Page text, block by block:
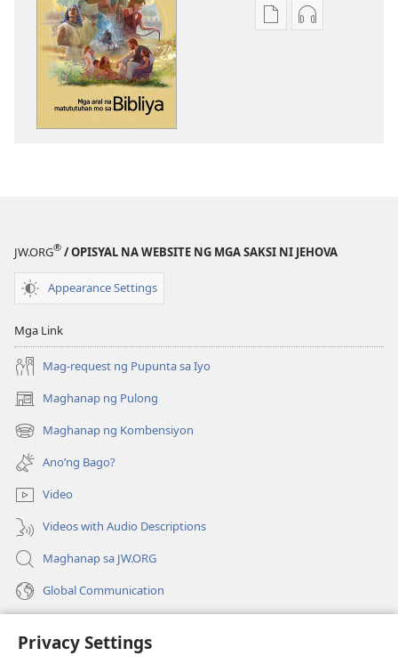
Privacy Settings
Opsiyon
sa
Opsiyon
sa
JW.ORG® / OPISYAL NA WEBSITE NG MGA SAKSI NI JEHOVA
Appearance Settings
Mga Link
Mag-request ng Pupunta sa Iyo
Maghanap ng Pulong
(may
bubukas
na
bagong
window)
Maghanap ng Kombensiyon
(may
bubukas
na
bagong
window)
Ano’ng Bago?
Video
Videos with Audio Descriptions
Maghanap sa JW.ORG
Global Communication